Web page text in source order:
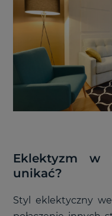
Eklektyzm w
unikać?
Styl eklektyczny